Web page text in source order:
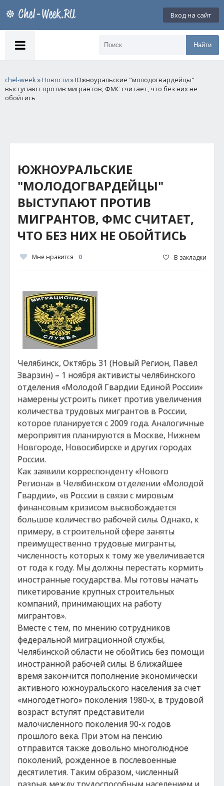
Вход на сайт
Найти
chel-week»Новости » Южноуральские "молодогвардейцы"
выступают против мигрантов, ФМС считает, что без них не
обойтись
ЮЖНОУРАЛЬСКИЕ
"МОЛОДОГВАРДЕЙЦЫ"
ВЫСТУПАЮТ ПРОТИВ
МИГРАНТОВ, ФМС СЧИТАЕТ,
ЧТО БЕЗ НИХ НЕ ОБОЙТИСЬ
Мне нравится 0 В закладки
Челябинск, Октябрь 31 (Новый Регион, Павел
Зварзин) – 1 ноября активисты челябинского
отделения «Молодой Гвардии Единой России»
намерены устроить пикет против увеличения
количества трудовых мигрантов в России,
которое планируется с 2009 года. Аналогичные
мероприятия планируются в Москве, Нижнем
Новгороде, Новосибирске и других городах
России.
Как заявили корреспонденту «Нового
Региона» в Челябинском отделении «Молодой
Гвардии», «в России в связи с мировым
финансовым кризисом высвобождается
большое количество рабочей силы. Однако, к
примеру, в строительной сфере заняты
преимущественно трудовые мигранты,
численность которых к тому же увеличивается
от года к году. Мы должны перестать кормить
иностранные государства. Мы готовы начать
пикетирование крупных строительных
компаний, принимающих на работу
мигрантов».
Вместе с тем, по мнению сотрудников
федеральной миграционной службы,
Челябинской области не обойтись без помощи
иностранной рабочей силы. В ближайшее
время закончится пополнение экономически
активного южноуральского населения за счет
«многодетного» поколения 1980-х, в трудовой
возраст вступят представители
малочисленного поколения 90-х годов
прошлого века. При этом на пенсию
отправится также довольно многолюдное
поколений, рожденное в послевоенные
десятилетия. Таким образом, численный